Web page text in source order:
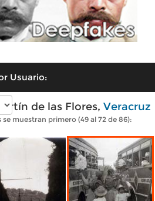
Usuario:
de las Flores, Veracruz
muestran primero (49 al 72 de 86):